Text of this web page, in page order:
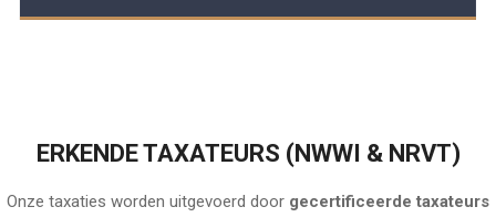
ERKENDE TAXATEURS (NWWI & NRVT)
Onze taxaties worden uitgevoerd door gecertificeerde taxateurs